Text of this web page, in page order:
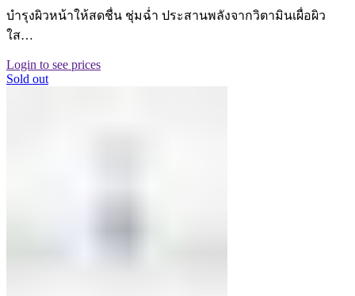
บำรุงผิวหน้าให้สดชื่น ชุ่มฉ่ำ ประสานพลังจากวิตามินเผื่อผิว
ใส…
Login to see prices
Sold out